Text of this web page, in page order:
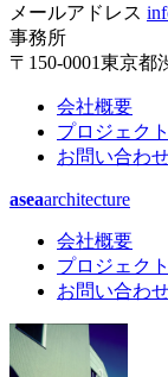
メールアドレス
事務所
〒150-0001東京都
会社概要
プロジェクト
お問い合わ
aseaarchitecture
会社概要
プロジェクト
お問い合わ